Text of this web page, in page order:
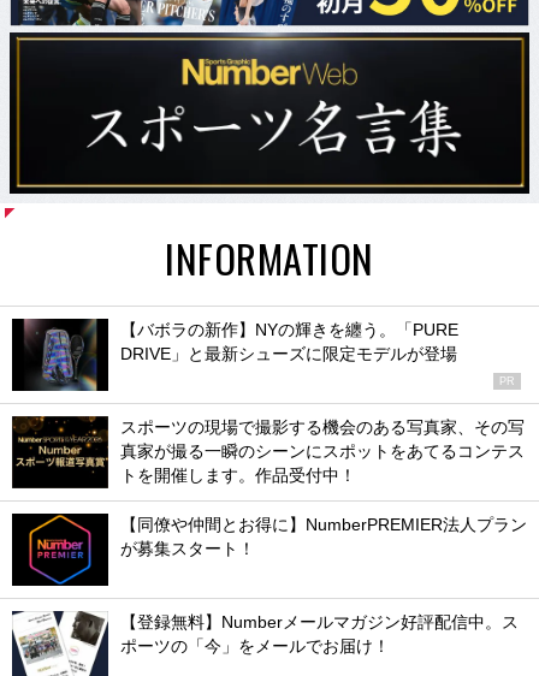
INFORMATION
【バボラの新作】NYの輝きを纏う。「PURE
DRIVE」と最新シューズに限定モデルが登場
PR
スポーツの現場で撮影する機会のある写真家、その写
真家が撮る一瞬のシーンにスポットをあてるコンテス
トを開催します。作品受付中！
【同僚や仲間とお得に】NumberPREMIER法人プラン
が募集スタート！
【登録無料】Numberメールマガジン好評配信中。ス
ポーツの「今」をメールでお届け！